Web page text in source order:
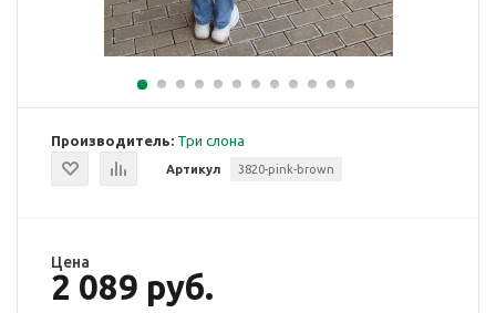
Производитель: Три слона
Артикул 3820-pink-brown
Цена
2 089 руб.